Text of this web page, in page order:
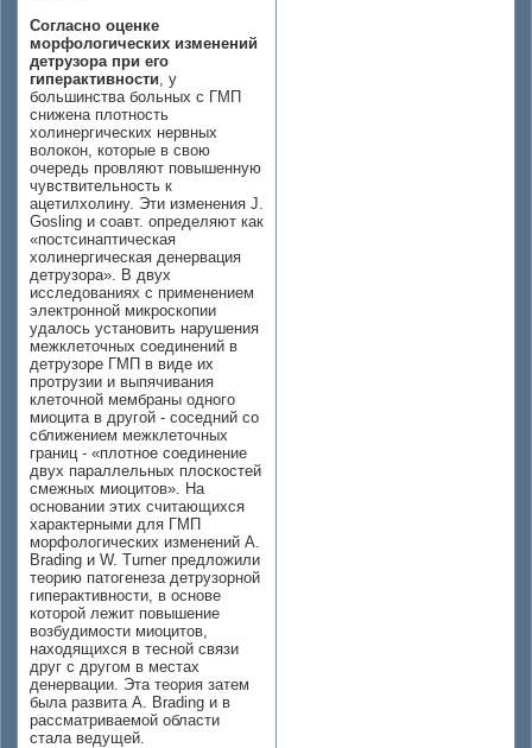
Согласно оценке
морфологических изменений
детрузора при его
гиперактивности, у
большинства больных с ГМП
снижена плотность
холинергических нервных
волокон, которые в свою
очередь провляют повышенную
чувствительность к
ацетилхолину. Эти изменения J.
Gosling и соавт. определяют как
«постсинаптическая
холинергическая денервация
детрузора». В двух
исследованиях с применением
электронной микроскопии
удалось установить нарушения
межклеточных соединений в
детрузоре ГМП в виде их
протрузии и выпячивания
клеточной мембраны одного
миоцита в другой - соседний со
сближением межклеточных
границ - «плотное соединение
двух параллельных плоскостей
смежных миоцитов». На
основании этих считающихся
характерными для ГМП
морфологических изменений А.
Brading и W. Turner предложили
теорию патогенеза детрузорной
гиперактивности, в основе
которой лежит повышение
возбудимости миоцитов,
находящихся в тесной связи
друг с другом в местах
денервации. Эта теория затем
была развита A. Brading и в
рассматриваемой области
стала ведущей.